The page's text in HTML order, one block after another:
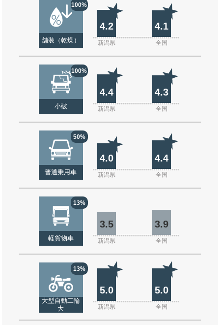
100%
舗装（乾燥）
4.2 4.1
新潟県 全国
100%
小破
4.4 4.3
新潟県 全国
50%
普通乗用車
4.0 4.4
新潟県 全国
13%
軽貨物車
3.5 3.9
新潟県 全国
13%
大型自動二輪
大
5.0 5.0
新潟県 全国